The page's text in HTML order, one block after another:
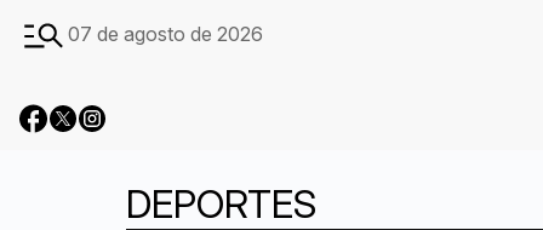
07 de agosto de 2026
DEPORTES